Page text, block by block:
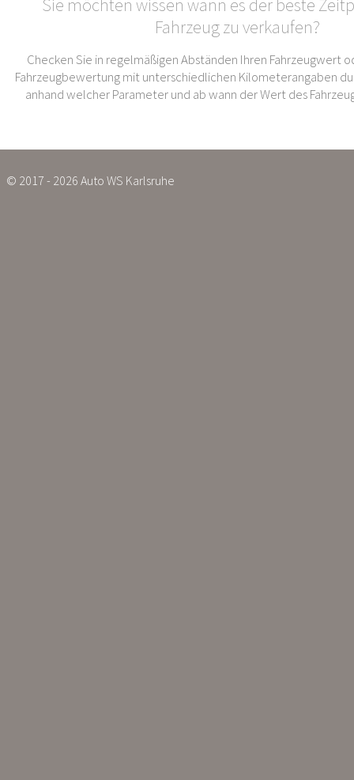
Fahrzeug zu verkaufen?
Checken Sie in regelmäßigen Abständen Ihren Fahrzeugwert
Fahrzeugbewertung mit unterschiedlichen Kilometerangaben
anhand welcher Parameter und ab wann der Wert des
© 2017 - 2026 Auto WS Karlsruhe